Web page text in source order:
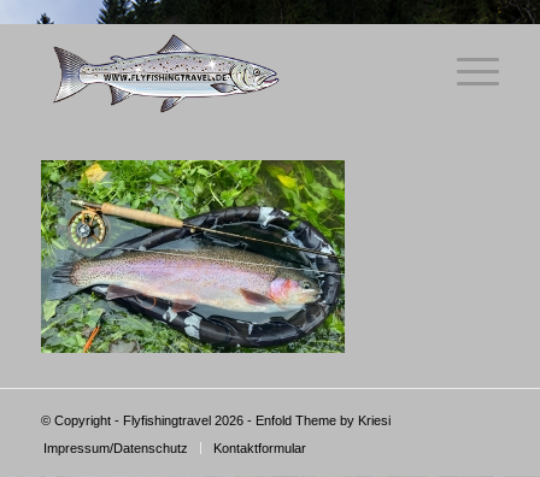
© Copyright - Flyfishingtravel 2026 - Enfold Theme by Kriesi
Impressum/Datenschutz
Kontaktformular